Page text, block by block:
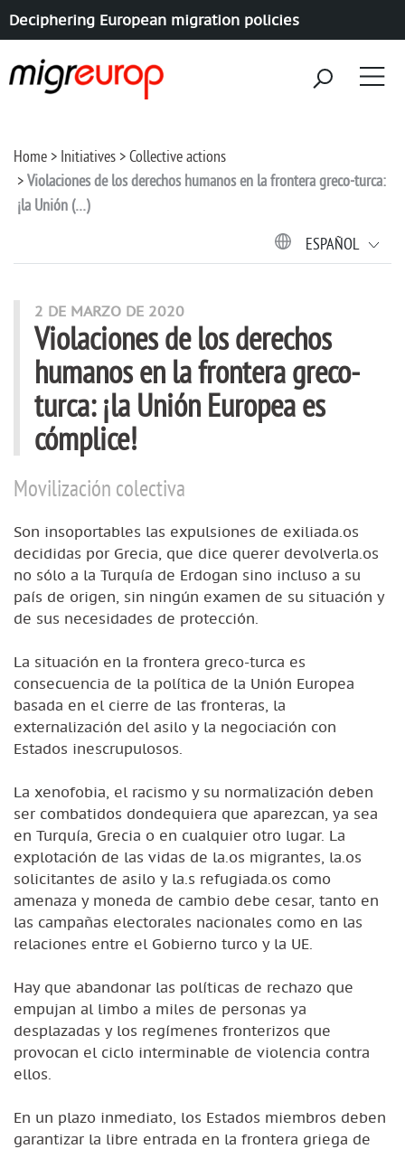
Deciphering European migration policies
Home Initiatives
Collective actions
Violaciones de los derechos humanos en la frontera greco-turca:
¡la Unión (…)
ESPAÑOL
2 DE MARZO DE 2020
Violaciones de los derechos
humanos en la frontera greco-
turca: ¡la Unión Europea es
cómplice!
Movilización colectiva
Son insoportables las expulsiones de exiliada.os
decididas por Grecia, que dice querer devolverla.os
no sólo a la Turquía de Erdogan sino incluso a su
país de origen, sin ningún examen de su situación y
de sus necesidades de protección.
La situación en la frontera greco-turca es
consecuencia de la política de la Unión Europea
basada en el cierre de las fronteras, la
externalización del asilo y la negociación con
Estados inescrupulosos.
La xenofobia, el racismo y su normalización deben
ser combatidos dondequiera que aparezcan, ya sea
en Turquía, Grecia o en cualquier otro lugar. La
explotación de las vidas de la.os migrantes, la.os
solicitantes de asilo y la.s refugiada.os como
amenaza y moneda de cambio debe cesar, tanto en
las campañas electorales nacionales como en las
relaciones entre el Gobierno turco y la UE.
Hay que abandonar las políticas de rechazo que
empujan al limbo a miles de personas ya
desplazadas y los regímenes fronterizos que
provocan el ciclo interminable de violencia contra
ellos.
En un plazo inmediato, los Estados miembros deben
garantizar la libre entrada en la frontera griega de